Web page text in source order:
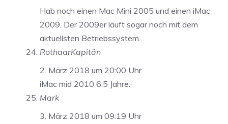
Hab noch einen Mac Mini 2005 und einen iMac
2009. Der 2009er läuft sogar noch mit dem
aktuellsten Betriebssystem…
RothaarKapitän
2. März 2018 um 20:00 Uhr
iMac mid 2010 6.5 Jahre.
Mark
3. März 2018 um 09:19 Uhr